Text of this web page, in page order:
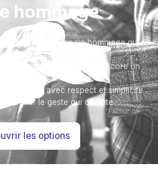
hommage
votre proche avec un hommage qui
ressemble :
plaque, un arbre, ou encore un
d'une photo.
avec respect et simplicité
marquer le geste qui compte.
les options